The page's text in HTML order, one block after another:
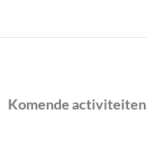
Komende activiteiten